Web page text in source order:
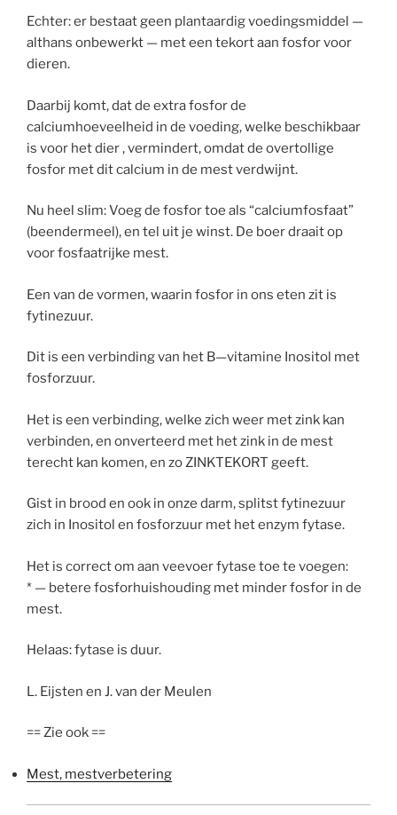
Echter: er bestaat geen plantaardig voedingsmiddel —
althans onbewerkt — met een tekort aan fosfor voor
dieren.
Daarbij komt, dat de extra fosfor de
calciumhoeveelheid in de voeding, welke beschikbaar
is voor het dier , vermindert, omdat de overtollige
fosfor met dit calcium in de mest verdwijnt.
Nu heel slim: Voeg de fosfor toe als “calciumfosfaat”
(beendermeel), en tel uit je winst. De boer draait op
voor fosfaatrijke mest.
Een van de vormen, waarin fosfor in ons eten zit is
fytinezuur.
Dit is een verbinding van het B—vitamine Inositol met
fosforzuur.
Het is een verbinding, welke zich weer met zink kan
verbinden, en onverteerd met het zink in de mest
terecht kan komen, en zo ZINKTEKORT geeft.
Gist in brood en ook in onze darm, splitst fytinezuur
zich in Inositol en fosforzuur met het enzym fytase.
Het is correct om aan veevoer fytase toe te voegen:
* — betere fosforhuishouding met minder fosfor in de
mest.
Helaas: fytase is duur.
L. Eijsten en J. van der Meulen
== Zie ook ==
Mest, mestverbetering